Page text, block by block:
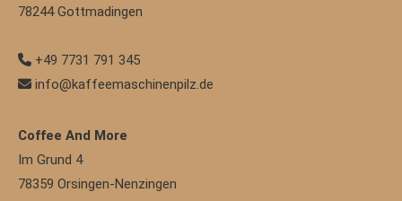
78244 Gottmadingen
+49 7731 791 345
info@kaffeemaschinenpilz.de
Coffee And More
Im Grund 4
78359 Orsingen-Nenzingen